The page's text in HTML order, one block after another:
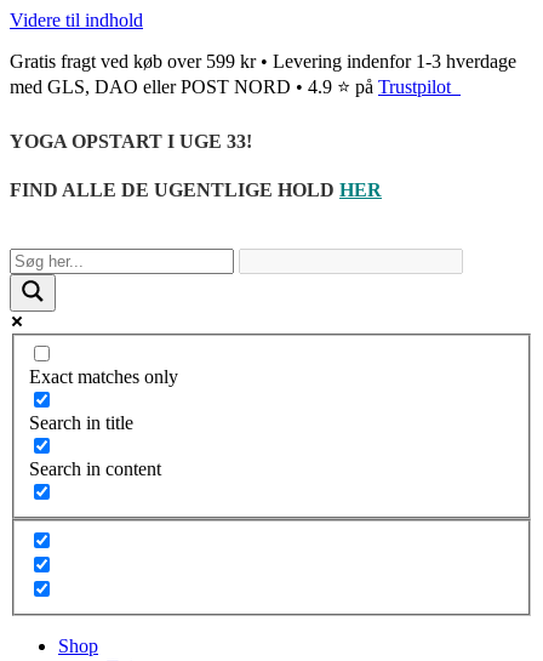
Videre til indhold
Gratis fragt ved køb over 599 kr • Levering indenfor 1-3 hverdage
med GLS, DAO eller POST NORD • 4.9 ⭐ på Trustpilot
YOGA OPSTART I UGE 33!
FIND ALLE DE UGENTLIGE HOLD HER
Exact matches only
Search in title
Search in content
Shop